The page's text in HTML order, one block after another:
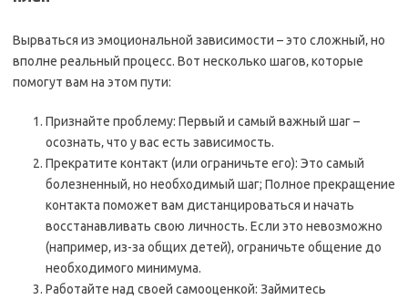
Вырваться из эмоциональной зависимости – это сложный‚ но
вполне реальный процесс. Вот несколько шагов‚ которые
помогут вам на этом пути:
Признайте проблему: Первый и самый важный шаг –
осознать‚ что у вас есть зависимость.
Прекратите контакт (или ограничьте его): Это самый
болезненный‚ но необходимый шаг; Полное прекращение
контакта поможет вам дистанцироваться и начать
восстанавливать свою личность. Если это невозможно
(например‚ из-за общих детей)‚ ограничьте общение до
необходимого минимума.
Работайте над своей самооценкой: Займитесь